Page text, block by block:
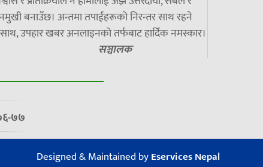
बनाउँछ। अन्तमा तपाईंहरूको निरन्तर साथ रहने
उपहार खबर अनलाइनको तर्फबाट हार्दिक नमस्कार।
सञ्चालक
७७
Designed & Maintained byEservices Nepal